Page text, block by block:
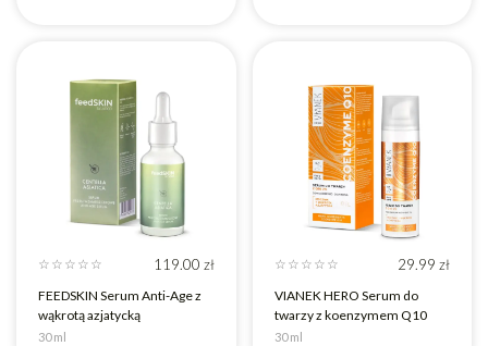
☆ ☆ ☆ ☆ ☆ 119.00 zł
FEEDSKIN Serum Anti-Age z
wąkrotą azjatycką
30 ml
☆ ☆ ☆ ☆ ☆ 29.99 zł
VIANEK HERO Serum do
twarzy z koenzymem Q10
30 ml